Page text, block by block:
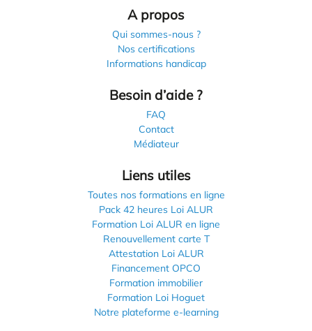
A propos
Qui sommes-nous ?
Nos certifications
Informations handicap
Besoin d’aide ?
FAQ
Contact
Médiateur
Liens utiles
Toutes nos formations en ligne
Pack 42 heures Loi ALUR
Formation Loi ALUR en ligne
Renouvellement carte T
Attestation Loi ALUR
Financement OPCO
Formation immobilier
Formation Loi Hoguet
Notre plateforme e-learning